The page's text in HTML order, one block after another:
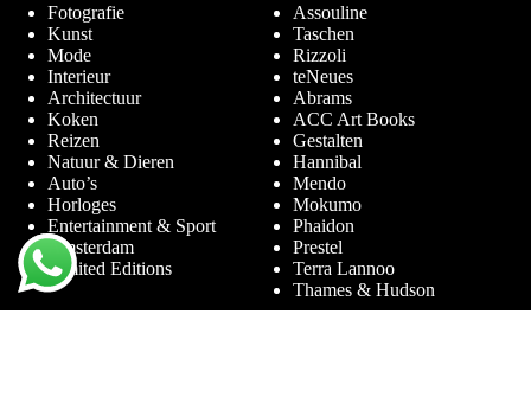
Fotografie
Kunst
Mode
Interieur
Architectuur
Koken
Reizen
Natuur & Dieren
Auto’s
Horloges
Entertainment & Sport
Amsterdam
Limited Editions
Assouline
Taschen
Rizzoli
teNeues
Abrams
ACC Art Books
Gestalten
Hannibal
Mendo
Mokumo
Phaidon
Prestel
Terra Lannoo
Thames & Hudson